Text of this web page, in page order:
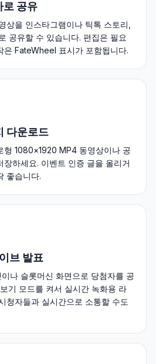
로 공유
상을 인스타그램이나 틱톡 스토리,
공유할 수 있습니다. 편집은 필요
은 FateWheel 표시가 포함됩니다.
다운로드
형 1080×1920 MP4 동영상이나 공
장하세요. 이벤트 인증 글을 올리거
좋습니다.
브 발표
나 슬롯머신 화면으로 당첨자를 공
기 모드를 켜서 실시간 녹화용 라
청자들과 실시간으로 소통할 수도